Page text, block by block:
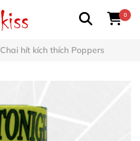
0
Chai hít kích thích Poppers